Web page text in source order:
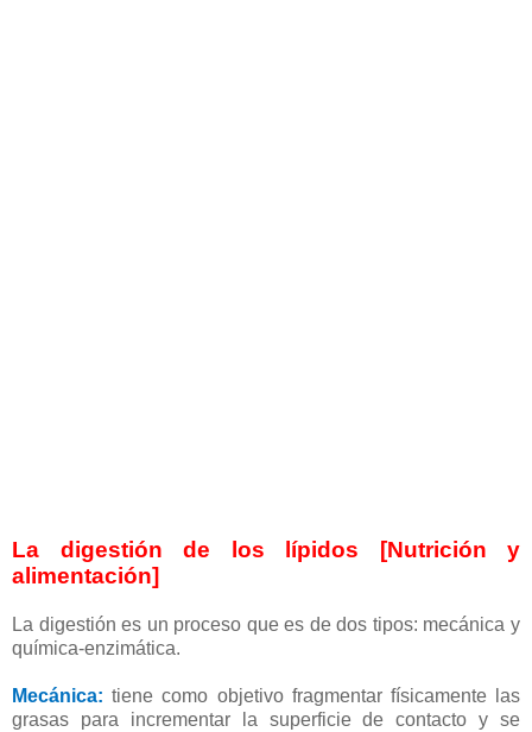
La digestión de los lípidos [Nutrición y
alimentación]
La digestión es un proceso que es de dos tipos: mecánica y
química-enzimática.
Mecánica: tiene como objetivo fragmentar físicamente las
grasas para incrementar la superficie de contacto y se